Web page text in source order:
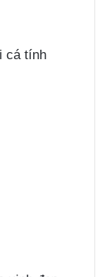
cá tính